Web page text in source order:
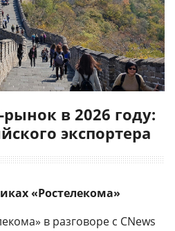
в 2026 году:
экспортера
«Ростелекома»
в разговоре с CNews